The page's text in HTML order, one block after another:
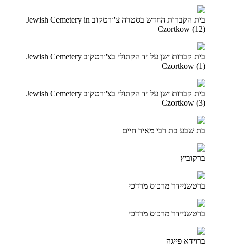
בית הקברות החדש בסטרה צ'ורטקוב Jewish Cemetery in
Czortkow (12)
בית קברות ישן על יד הקתולי בצ'ורטקוב Jewish Cemetery
Czortkow (1)
בית קברות ישן על יד הקתולי בצ'ורטקוב Jewish Cemetery
Czortkow (3)
בת שבע בת רבי מאיר חיים
ברקוביץ
ברטשניידר מרכוס מרדכי
ברטשניידר מרכוס מרדכי
ברוידא פייגה